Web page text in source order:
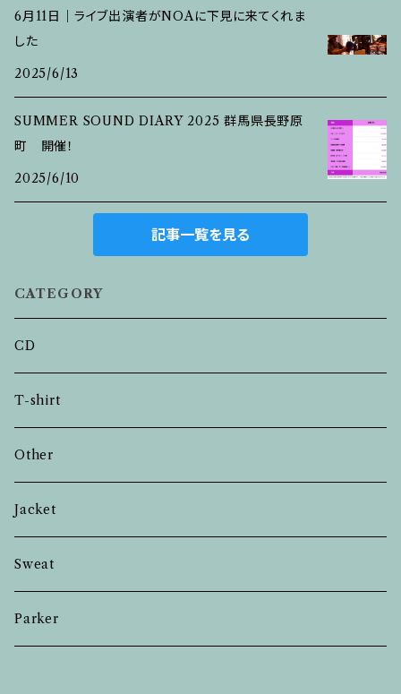
6月11日｜ライブ出演者がNOAに下見に来てくれま
した
2025/6/13
SUMMER SOUND DIARY 2025 群馬県長野原
町 開催！
2025/6/10
記事一覧を見る
CATEGORY
CD
T-shirt
Other
Jacket
Sweat
Parker